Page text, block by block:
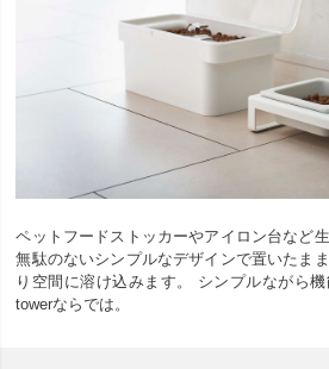
ペットフードストッカーやアイロン台など
無駄のないシンプルなデザインで置いたま
り空間に溶け込みます。 シンプルながら
towerならでは。